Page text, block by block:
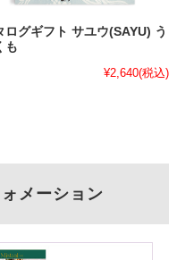
ログギフト サユウ(SAYU) う
も
¥2,640(税込)
メーション